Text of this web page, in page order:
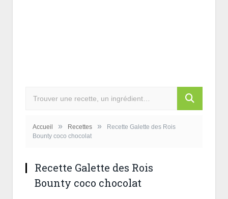
Accueil » Recettes »
Recette Galette des Rois
Bounty coco chocolat
Recette Galette des Rois
Bounty coco chocolat